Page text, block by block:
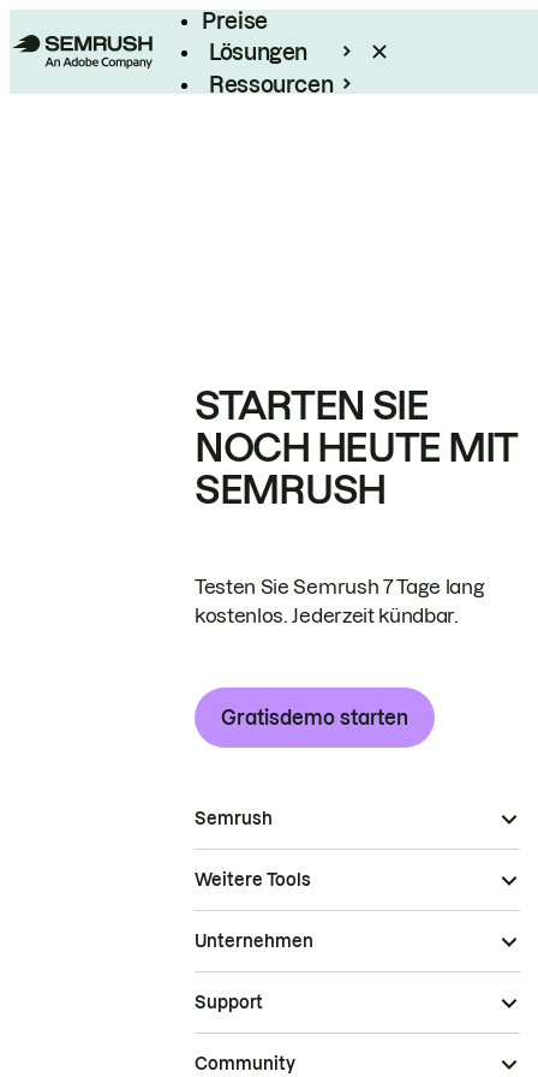
Preise
Lösungen
Ressourcen
STARTEN SIE
NOCH HEUTE MIT
SEMRUSH
Testen Sie Semrush 7 Tage lang
kostenlos. Jederzeit kündbar.
Gratisdemo starten
Semrush
Weitere Tools
Unternehmen
Support
Community